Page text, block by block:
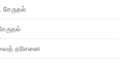
சேருதல்
தரிசனை